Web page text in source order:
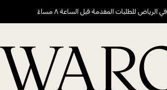
للطلبات المقدمة قبل الساعة ٨ مساءً